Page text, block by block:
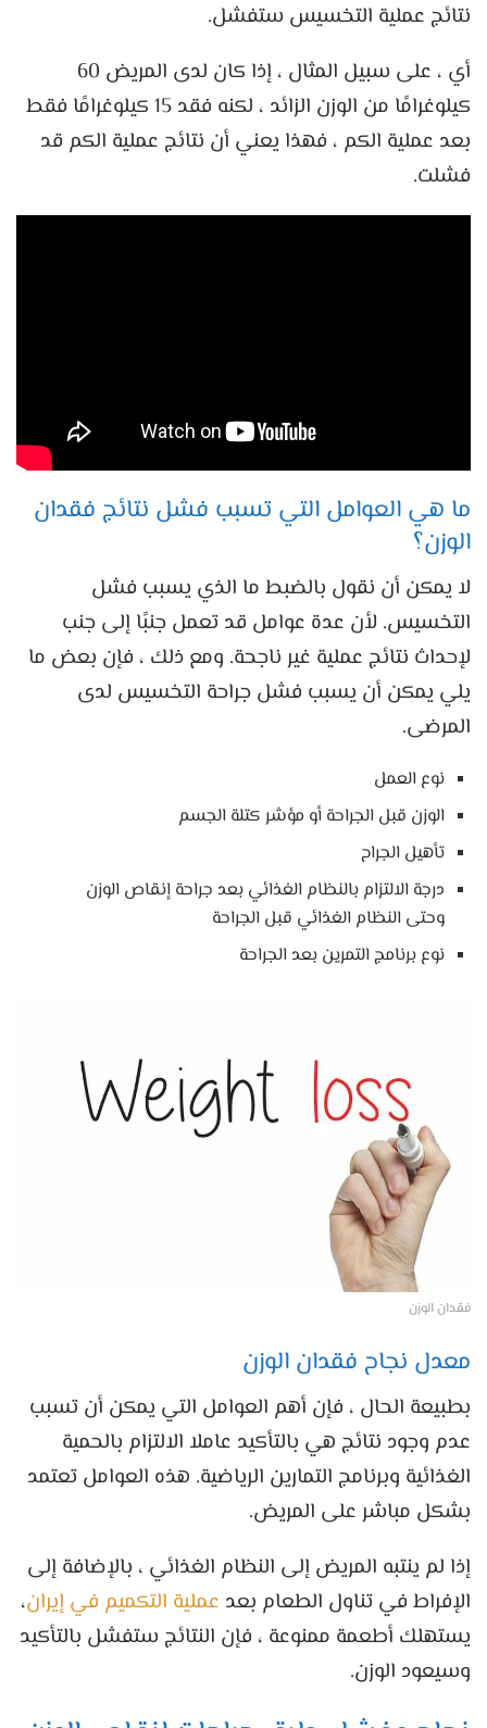
نتائج عملية التخسيس ستفشل.
أي ، على سبيل المثال ، إذا كان لدى المريض 60
كيلوغرامًا من الوزن الزائد ، لكنه فقد 15 كيلوغرامًا فقط
بعد عملية الكم ، فهذا يعني أن نتائج عملية الكم قد
فشلت.
ما هي العوامل التي تسبب فشل نتائج فقدان
الوزن؟
لا يمكن أن نقول بالضبط ما الذي يسبب فشل
التخسيس. لأن عدة عوامل قد تعمل جنبًا إلى جنب
لإحداث نتائج عملية غير ناجحة. ومع ذلك ، فإن بعض ما
يلي يمكن أن يسبب فشل جراحة التخسيس لدى
المرضى.
نوع العمل
الوزن قبل الجراحة أو مؤشر كتلة الجسم
تأهيل الجراح
درجة الالتزام بالنظام الغذائي بعد جراحة إنقاص الوزن
وحتى النظام الغذائي قبل الجراحة
نوع برنامج التمرين بعد الجراحة
فقدان الوزن
معدل نجاح فقدان الوزن
بطبيعة الحال ، فإن أهم العوامل التي يمكن أن تسبب
عدم وجود نتائج هي بالتأكيد عاملا الالتزام بالحمية
الغذائية وبرنامج التمارين الرياضية. هذه العوامل تعتمد
بشكل مباشر على المريض.
إذا لم ينتبه المريض إلى النظام الغذائي ، بالإضافة إلى
الإفراط في تناول الطعام بعد عملية التكميم في إيران،
يستهلك أطعمة ممنوعة ، فإن النتائج ستفشل بالتأكيد
وسيعود الوزن.